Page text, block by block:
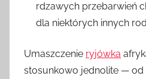
rdzawych przebarwień
dla niektórych innych
Umaszczenie ryjówka
stosunkowo jednolite — od